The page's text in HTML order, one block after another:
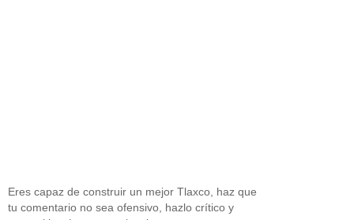
Eres capaz de construir un mejor Tlaxco, haz que
tu comentario no sea ofensivo, hazlo crítico y